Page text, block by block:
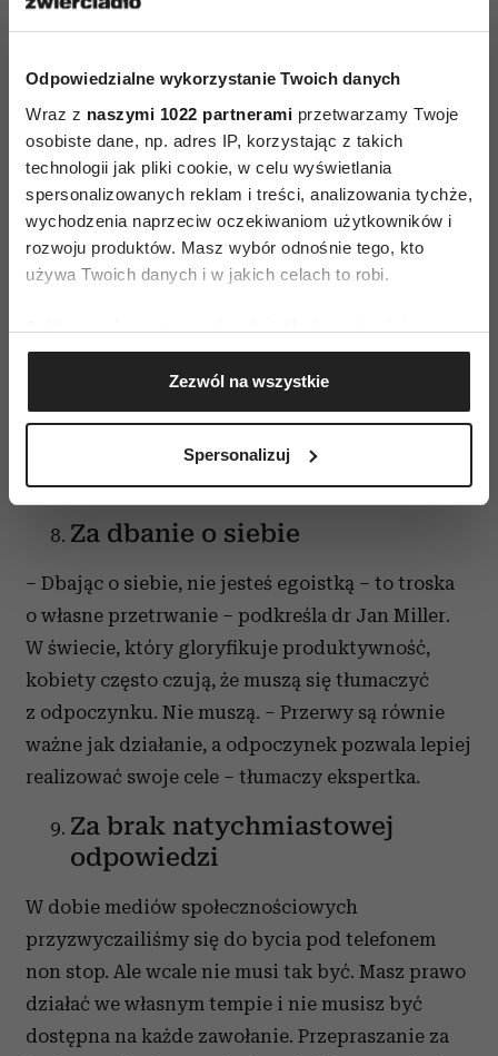
Odpowiedzialne wykorzystanie Twoich danych
Wraz z naszymi 1022 partnerami przetwarzamy Twoje
osobiste dane, np. adres IP, korzystając z takich
technologii jak pliki cookie, w celu wyświetlania
spersonalizowanych reklam i treści, analizowania tychże,
wychodzenia naprzeciw oczekiwaniom użytkowników i
rozwoju produktów. Masz wybór odnośnie tego, kto
używa Twoich danych i w jakich celach to robi.
Jeśli wyrazisz na to zgodę, chcielibyśmy również:
Gromadzić dane dotyczące Twojej lokalizacji
geograficznej z dokładnością nawet do kilku metrów
Identyfikować Twoje urządzenie, aktywnie
(fingerprinting, czyli wirtualny odcisk palca)
dane są przetwarzane oraz ustaw własne preferencje w
zmienić lub wycofać swoją zgodę w dowolnej chwili.
Wykorzystujemy pliki cookie do spersonalizowania treści
i reklam, aby oferować funkcje społecznościowe i
analizować ruch w naszej witrynie. Informacje o tym, jak
korzystasz z naszej witryny, udostępniamy partnerom
społecznościowym, reklamowym i analitycznym.
otrzymanymi od Ciebie lub uzyskanymi podczas
korzystania z ich usług.
Zezwól na wszystkie
Spersonalizuj
gdzie to konieczne. Jeśli np. spóźni się na
przeprosi za opóźnienie metra – dodaje dr
McGeehan.
Za swoje potrzeby
To, że masz potrzeby – odpoczynku, wsparcia,
przestrzeni czy rozmowy – jest naturalne i nie
wymaga usprawiedliwiania. A co za tym idzie –
ciężarem – są podstawą szczerych relacji i są
ludzkie – tłumaczy dr McGeehan. I dodaje: –
Pewne siebie kobiety wiedzą, że ich potrzeby nie
są przesadą – to informacja o tym, jak się z nimi
obchodzić z szacunkiem.
Za dbanie o siebie
– Dbając o siebie, nie jesteś egoistką – to troska
o własne przetrwanie – podkreśla dr Jan Miller.
W świecie, który gloryfikuje produktywność,
kobiety często czują, że muszą się tłumaczyć
z odpoczynku. Nie muszą. – Przerwy są równie
ważne jak działanie, a odpoczynek pozwala lepiej
realizować swoje cele – tłumaczy ekspertka.
Za brak natychmiastowej
odpowiedzi
W dobie mediów społecznościowych
przyzwyczailiśmy się do bycia pod telefonem
non stop. Ale wcale nie musi tak być. Masz prawo
działać we własnym tempie i nie musisz być
dostępna na każde zawołanie. Przepraszanie za